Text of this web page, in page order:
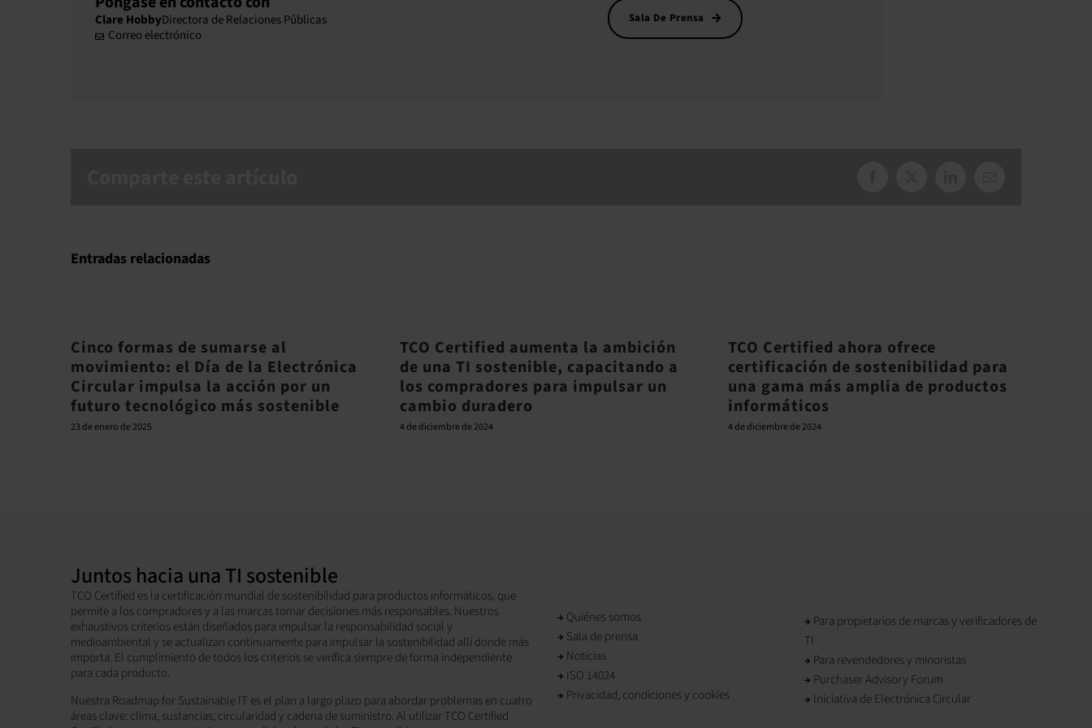
Clare HobbyDirectora de Relaciones Públicas
Correo electrónico
Sala De Prensa
Entradas relacionadas
Cinco formas de sumarse al
movimiento: el Día de la Electrónica
Circular impulsa la acción por un
futuro tecnológico más sostenible
23 de enero de 2025
TCO Certified aumenta la ambición
de una TI sostenible, capacitando a
los compradores para impulsar un
cambio duradero
4 de diciembre de 2024
TCO Certified ahora ofrece
certificación de sostenibilidad para
una gama más amplia de productos
informáticos
4 de diciembre de 2024
Juntos hacia una TI sostenible
TCO Certified es la certificación mundial de sostenibilidad para productos informáticos, que
permite a los compradores y a las marcas tomar decisiones más responsables. Nuestros
exhaustivos criterios están diseñados para impulsar la responsabilidad social y
medioambiental y se actualizan continuamente para impulsar la sostenibilidad allí donde más
importa. El cumplimiento de todos los criterios se verifica siempre de forma independiente
para cada producto.
Nuestra Roadmap for Sustainable IT es el plan a largo plazo para abordar problemas en cuatro
áreas clave: clima, sustancias, circularidad y cadena de suministro. Al utilizar TCO Certified
Quiénes somos
Sala de prensa
Noticias
ISO 14024
Privacidad, condiciones y cookies
Para propietarios de marcas y verificadores de
TI
Para revendedores y minoristas
Purchaser Advisory Forum
Iniciativa de Electrónica Circular